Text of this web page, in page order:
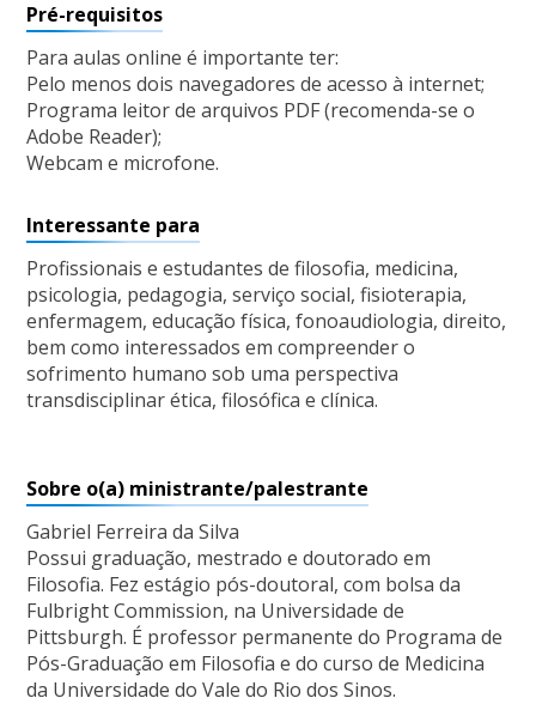
Pré-requisitos
Para aulas online é importante ter:
Pelo menos dois navegadores de acesso à internet;
Programa leitor de arquivos PDF (recomenda-se o
Adobe Reader);
Webcam e microfone.
Interessante para
Profissionais e estudantes de filosofia, medicina,
psicologia, pedagogia, serviço social, fisioterapia,
enfermagem, educação física, fonoaudiologia, direito,
bem como interessados em compreender o
sofrimento humano sob uma perspectiva
transdisciplinar ética, filosófica e clínica.
Sobre o(a) ministrante/palestrante
Gabriel Ferreira da Silva
Possui graduação, mestrado e doutorado em
Filosofia. Fez estágio pós-doutoral, com bolsa da
Fulbright Commission, na Universidade de
Pittsburgh. É professor permanente do Programa de
Pós-Graduação em Filosofia e do curso de Medicina
da Universidade do Vale do Rio dos Sinos.